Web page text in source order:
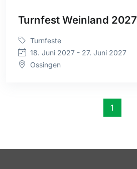
Turnfest Weinland 2027
Turnfeste
18. Juni 2027 - 27. Juni 2027
Ossingen
1